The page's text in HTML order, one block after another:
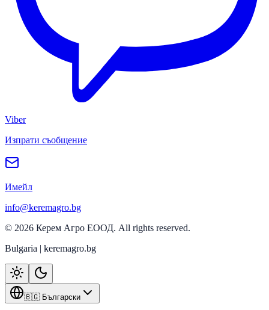
Viber
Изпрати съобщение
Имейл
info@keremagro.bg
© 2026 Керем Агро ЕООД. All rights reserved.
Bulgaria | keremagro.bg
🇧🇬 Български